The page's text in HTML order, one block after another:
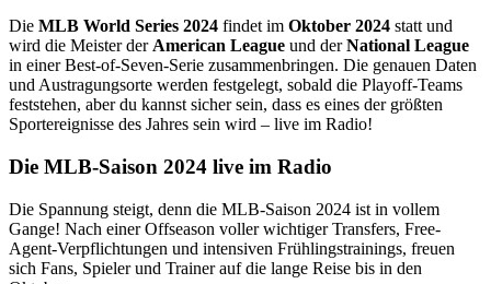
Die MLB World Series 2024 findet im Oktober 2024 statt und
wird die Meister der American League und derNational League
in einer Best-of-Seven-Serie zusammenbringen. Die genauen Daten
und Austragungsorte werden festgelegt, sobald die Playoff-Teams
feststehen, aber du kannst sicher sein, dass es eines der größten
Sportereignisse des Jahres sein wird – live im Radio!
Die MLB-Saison 2024 live im Radio
Die Spannung steigt, denn die MLB-Saison 2024 ist in vollem
Gange! Nach einer Offseason voller wichtiger Transfers, Free-
Agent-Verpflichtungen und intensiven Frühlingstrainings, freuen
sich Fans, Spieler und Trainer auf die lange Reise bis in den